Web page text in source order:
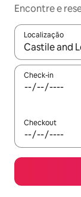
Encontre e
Localização
Quando os
Check-in
Checkout